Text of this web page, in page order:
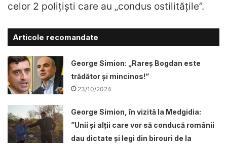
celor 2 polițiști care au „condus ostilitățile”.
Articole recomandate
George Simion: „Rareș Bogdan este
trădător și mincinos!”
23/10/2024
George Simion, în vizită la Medgidia:
”Unii și alții care vor să conducă românii
dau dictate și legi din birouri de la